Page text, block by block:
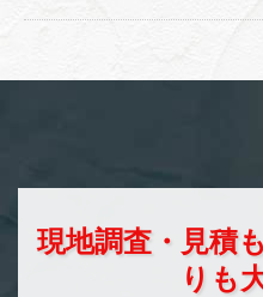
現地調査・見積
りも